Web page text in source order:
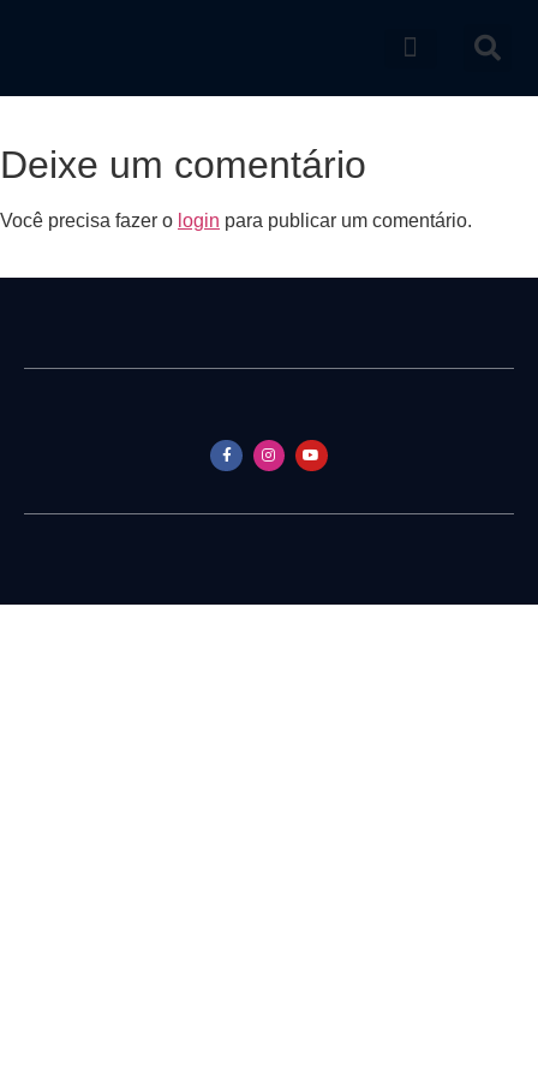
Deixe um comentário
Você precisa fazer o login para publicar um comentário.